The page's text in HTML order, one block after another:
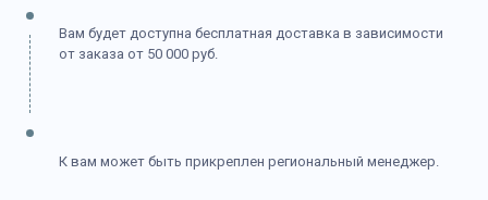
Вам будет доступна бесплатная доставка в зависимости
от заказа от 50 000 руб.
К вам может быть прикреплен региональный менеджер.